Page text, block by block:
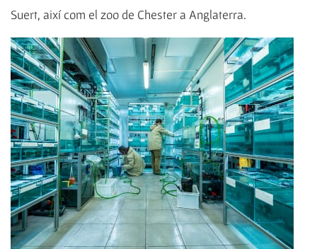
Suert, així com el zoo de Chester a Anglaterra.